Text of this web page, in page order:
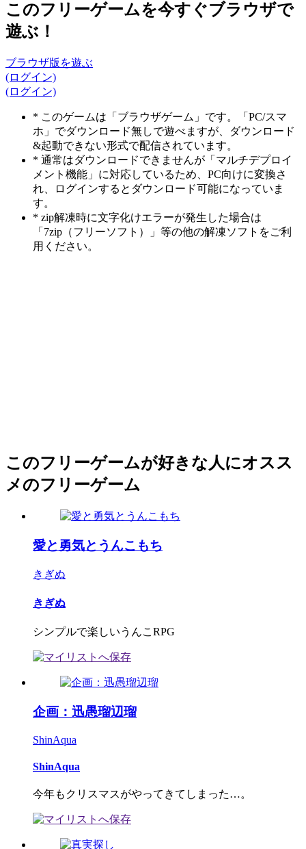
このフリーゲームを今すぐブラウザで
遊ぶ！
ブラウザ版を遊ぶ
(ログイン)
(ログイン)
* このゲームは「ブラウザゲーム」です。「PC/スマ
ホ」でダウンロード無しで遊べますが、ダウンロード
&起動できない形式で配信されています。
* 通常はダウンロードできませんが「マルチデプロイ
メント機能」に対応しているため、PC向けに変換さ
れ、ログインするとダウンロード可能になっていま
す。
* zip解凍時に文字化けエラーが発生した場合は
「7zip（フリーソフト）」等の他の解凍ソフトをご利
用ください。
このフリーゲームが好きな人にオスス
メのフリーゲーム
愛と勇気とうんこもち
きぎぬ
きぎぬ
シンプルで楽しいうんこRPG
企画：迅愚瑠辺瑠
ShinAqua
ShinAqua
今年もクリスマスがやってきてしまった…。